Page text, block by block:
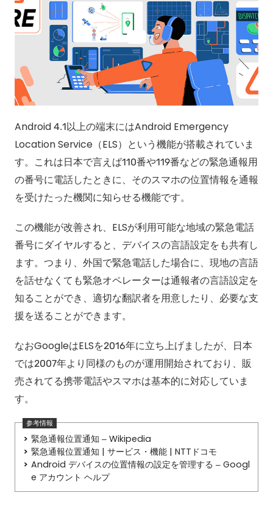
Android 4.1以上の端末にはAndroid Emergency
Location Service（ELS）という機能が搭載されていま
す。これは日本で言えば110番や119番などの緊急通報用
の番号に電話したときに、そのスマホの位置情報を通報
を受けたった機関に知らせる機能です。
この機能が改善され、ELSが利用可能な地域の緊急電話
番号にダイヤルすると、デバイスの言語設定をも共有し
ます。つまり、外国で緊急電話した場合に、現地の言語
を話せなくても緊急オペレーターは通報者の言語設定を
知ることができ、適切な翻訳者を用意したり、必要な支
援を送ることができます。
なおGoogleはELSを2016年に立ち上げましたが、日本
では2007年より同様のものが運用開始されており、販
売されてる携帯電話やスマホは基本的に対応していま
す。
緊急通報位置通知 – Wikipedia
緊急通報位置通知 | サービス・機能 | NTTドコモ
Android デバイスの位置情報の設定を管理する – Googl
e アカウント ヘルプ